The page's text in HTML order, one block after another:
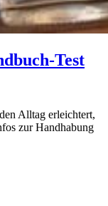
Test
Alltag erleichtert,
zur Handhabung